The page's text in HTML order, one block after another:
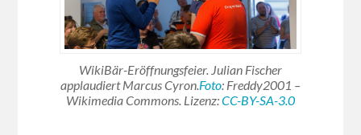
WikiBär-Eröffnungsfeier. Julian Fischer
applaudiert Marcus Cyron. Foto: Freddy2001 –
Wikimedia Commons. Lizenz:CC-BY-SA-3.0